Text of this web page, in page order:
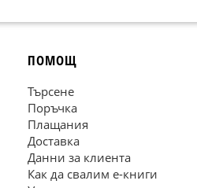
ПОМОЩ
Търсене
Поръчка
Плащания
Доставка
Данни за клиента
Как да свалим е-книги